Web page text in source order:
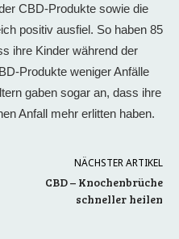
CBD-Produkte sowie die
positiv ausfiel. So haben 85
ihre Kinder während der
Produkte weniger Anfälle
gaben sogar an, dass ihre
Anfall mehr erlitten haben.
NÄCHSTER ARTIKEL
CBD – Knochenbrüche
schneller heilen